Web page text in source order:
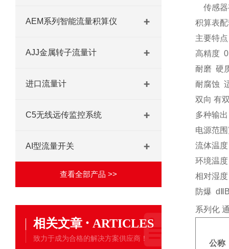
AEM系列智能流量积算仪
AJJ金属转子流量计
进口流量计
C5无线远传监控系统
AI型流量开关
查看全部产品 >>
相关文章 · ARTICLES
致力于成为合格的解决方案供应商！
传感
积算表
主要特点
高精度
耐磨 硬
耐腐蚀
双向 有
多种输出
电源范
流体温
环境温
相对湿
防爆 d
系列化
公称